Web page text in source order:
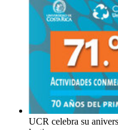
UCR celebra su